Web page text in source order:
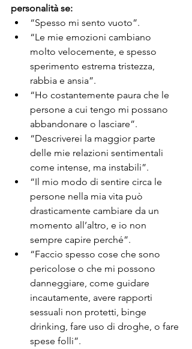
personalità se:
“Spesso mi sento vuoto”.
“Le mie emozioni cambiano
molto velocemente, e spesso
sperimento estrema tristezza,
rabbia e ansia”.
“Ho costantemente paura che le
persone a cui tengo mi possano
abbandonare o lasciare”.
“Descriverei la maggior parte
delle mie relazioni sentimentali
come intense, ma instabili”.
“Il mio modo di sentire circa le
persone nella mia vita può
drasticamente cambiare da un
momento all’altro, e io non
sempre capire perché”.
“Faccio spesso cose che sono
pericolose o che mi possono
danneggiare, come guidare
incautamente, avere rapporti
sessuali non protetti, binge
drinking, fare uso di droghe, o fare
spese folli”.